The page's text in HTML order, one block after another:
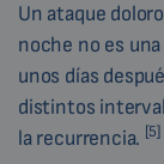
Un ataque
noche no es
unos días
distintos
la recurrencia. [5]